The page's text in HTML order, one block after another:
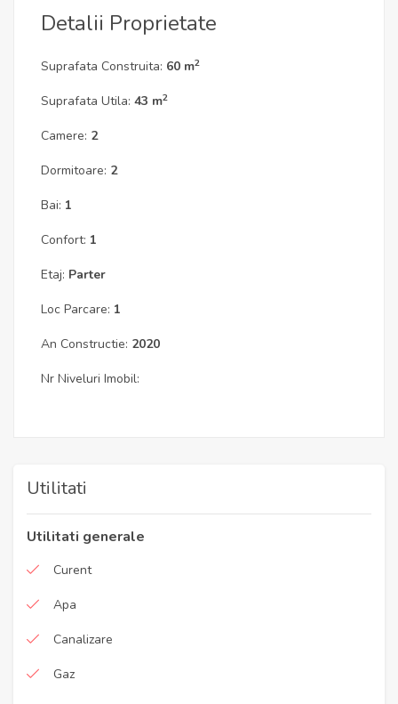
Detalii Proprietate
Suprafata Construita: 60 m2
Suprafata Utila: 43 m2
Camere: 2
Dormitoare: 2
Bai: 1
Confort: 1
Etaj: Parter
Loc Parcare: 1
An Constructie: 2020
Nr Niveluri Imobil:
Utilitati
Utilitati generale
Curent
Apa
Canalizare
Gaz